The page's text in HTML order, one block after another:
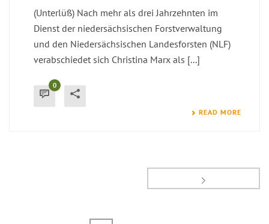
(Unterlüß) Nach mehr als drei Jahrzehnten im
Dienst der niedersächsischen Forstverwaltung
und den Niedersächsischen Landesforsten (NLF)
verabschiedet sich Christina Marx als [...]
0
READ MORE